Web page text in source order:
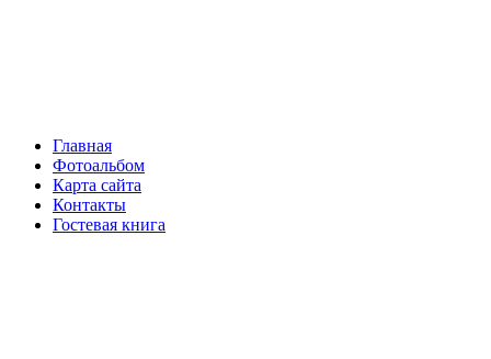
Главная
Фотоальбом
Карта сайта
Контакты
Гостевая книга